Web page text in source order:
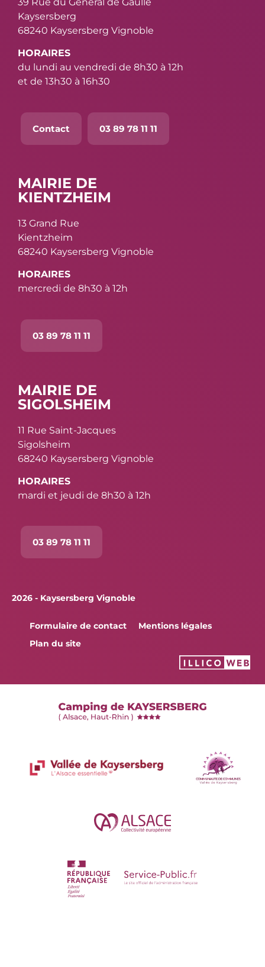
Kaysersberg
68240 Kaysersberg Vignoble
HORAIRES
du lundi au vendredi de 8h30 à 12h
et de 13h30 à 16h30
Contact 03 89 78 11 11
MAIRIE DE
KIENTZHEIM
13 Grand Rue
Kientzheim
68240 Kaysersberg Vignoble
HORAIRES
mercredi de 8h30 à 12h
03 89 78 11 11
MAIRIE DE
SIGOLSHEIM
11 Rue Saint-Jacques
Sigolsheim
68240 Kaysersberg Vignoble
HORAIRES
mardi et jeudi de 8h30 à 12h
03 89 78 11 11
2026 - Kaysersberg Vignoble
Formulaire de contact
Mentions légales
Plan du site